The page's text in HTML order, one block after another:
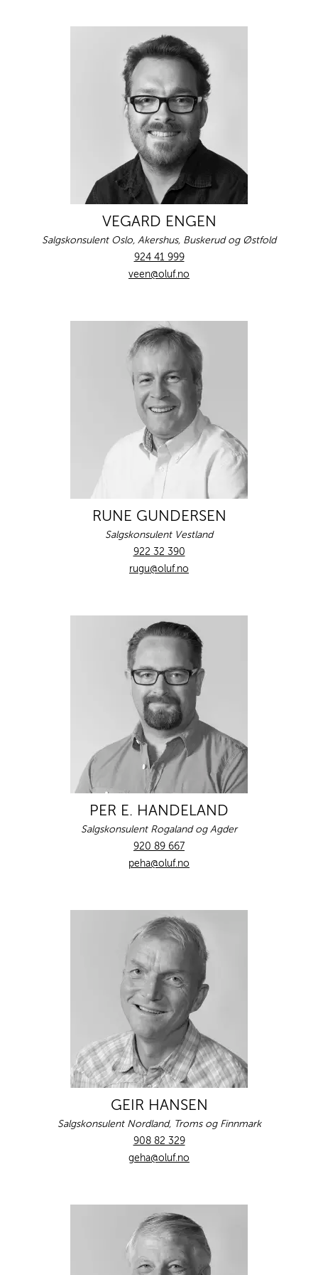
VEGARD ENGEN
Salgskonsulent Oslo, Akershus, Buskerud og Østfold
924 41 999
veen@oluf.no
RUNE GUNDERSEN
Salgskonsulent Vestland
922 32 390
rugu@oluf.no
PER E. HANDELAND
Salgskonsulent Rogaland og Agder
920 89 667
peha@oluf.no
GEIR HANSEN
Salgskonsulent Nordland, Troms og Finnmark
908 82 329
geha@oluf.no